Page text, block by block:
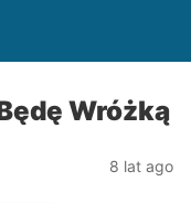
Wróżką
8 lat ago